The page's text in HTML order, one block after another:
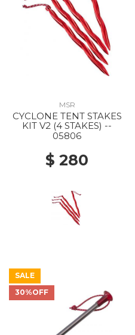
MSR
CYCLONE TENT STAKES
KIT V2 (4 STAKES) --
05806
$ 280
SALE
30%OFF